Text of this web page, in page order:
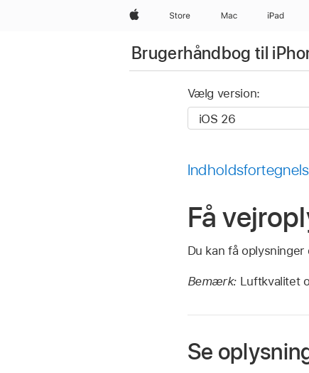
AppleStore Mac iPad
Brugerhåndbog til
Vælg version:
Få
Du kan få
Bemærk: Luftkvalitet
Se